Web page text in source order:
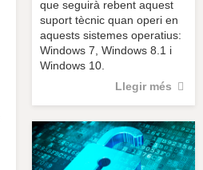
que seguirà rebent aquest
suport tècnic quan operi en
aquests sistemes operatius:
Windows 7, Windows 8.1 i
Windows 10.
Llegir més